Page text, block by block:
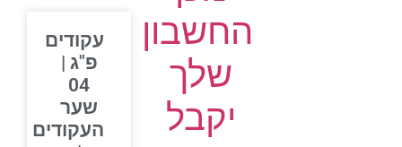
החשבון
שלך
יקבל
עקודים
פ"ג |
04
שער
העקודים